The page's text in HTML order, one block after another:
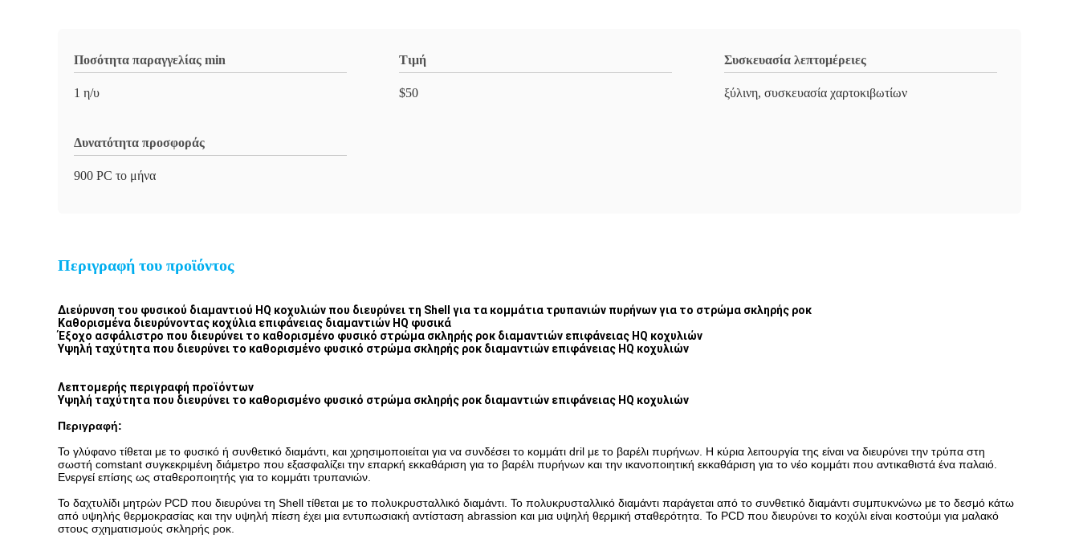
Ποσότητα παραγγελίας min
1 η/υ
Τιμή
$50
Συσκευασία λεπτομέρειες
ξύλινη, συσκευασία χαρτοκιβωτίων
Δυνατότητα προσφοράς
900 PC το μήνα
Περιγραφή του προϊόντος
Διεύρυνση του φυσικού διαμαντιού HQ κοχυλιών που διευρύνει τη Shell για τα κομμάτια τρυπανιών πυρήνων για το στρώμα σκληρής ροκ
Καθορισμένα διευρύνοντας κοχύλια επιφάνειας διαμαντιών HQ φυσικά
Έξοχο ασφάλιστρο που διευρύνει το καθορισμένο φυσικό στρώμα σκληρής ροκ διαμαντιών επιφάνειας HQ κοχυλιών
Υψηλή ταχύτητα που διευρύνει το καθορισμένο φυσικό στρώμα σκληρής ροκ διαμαντιών επιφάνειας HQ κοχυλιών
Λεπτομερής περιγραφή προϊόντων
Υψηλή ταχύτητα που διευρύνει το καθορισμένο φυσικό στρώμα σκληρής ροκ διαμαντιών επιφάνειας HQ κοχυλιών
Περιγραφή:
Το γλύφανο τίθεται με το φυσικό ή συνθετικό διαμάντι, και χρησιμοποιείται για να συνδέσει το κομμάτι dril με το βαρέλι πυρήνων. Η κύρια λειτουργία της είναι να διευρύνει την τρύπα στη
σωστή comstant συγκεκριμένη διάμετρο που εξασφαλίζει την επαρκή εκκαθάριση για το βαρέλι πυρήνων και την ικανοποιητική εκκαθάριση για το νέο κομμάτι που αντικαθιστά ένα παλαιό.
Ενεργεί επίσης ως σταθεροποιητής για το κομμάτι τρυπανιών.
Το δαχτυλίδι μητρών PCD που διευρύνει τη Shell τίθεται με το πολυκρυσταλλικό διαμάντι. Το πολυκρυσταλλικό διαμάντι παράγεται από το συνθετικό διαμάντι συμπυκνώνω με το δεσμό κάτω
από υψηλής θερμοκρασίας και την υψηλή πίεση έχει μια εντυπωσιακή αντίσταση abrassion και μια υψηλή θερμική σταθερότητα. Το PCD που διευρύνει το κοχύλι είναι κοστούμι για μαλακό
στους σχηματισμούς σκληρής ροκ.